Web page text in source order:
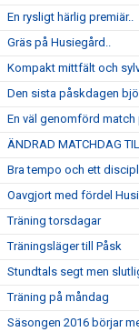
En rysligt härlig premiär..
Gräs på Husiegård..
Kompakt mittfält och
Den sista påskdagen
En väl genomförd match
ÄNDRAD MATCHDAG
Bra tempo och ett
Oavgjort med fördel
Träning torsdagar
Träningsläger till Påsk
Stundtals segt men
Träning på måndag
Säsongen 2016 börjar